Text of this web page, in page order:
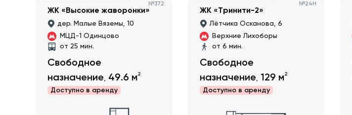
№372
ЖК «Высокие жаворонки»
дер. Малые Вяземы, 10
МЦД-1 Одинцово
от 25 мин.
Свободное
назначение, 49.6 м2
Доступно в аренду
№24Н
ЖК «Тринити-2»
Лётчика Осканова, 6
Верхние Лихоборы
от 6 мин.
Свободное
назначение, 129 м2
Доступно в аренду